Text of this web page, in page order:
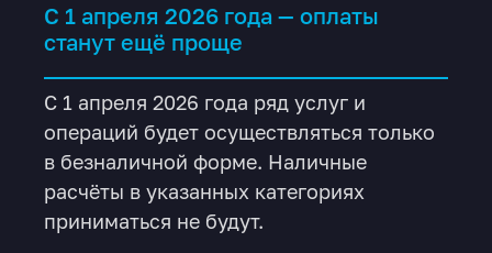
С 1 апреля 2026 года — оплаты
станут ещё проще
С 1 апреля 2026 года ряд услуг и
операций будет осуществляться только
в безналичной форме. Наличные
расчёты в указанных категориях
приниматься не будут.